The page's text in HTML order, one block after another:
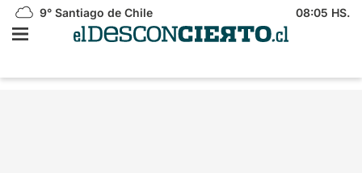
9° Santiago de Chile 08:05 HS.